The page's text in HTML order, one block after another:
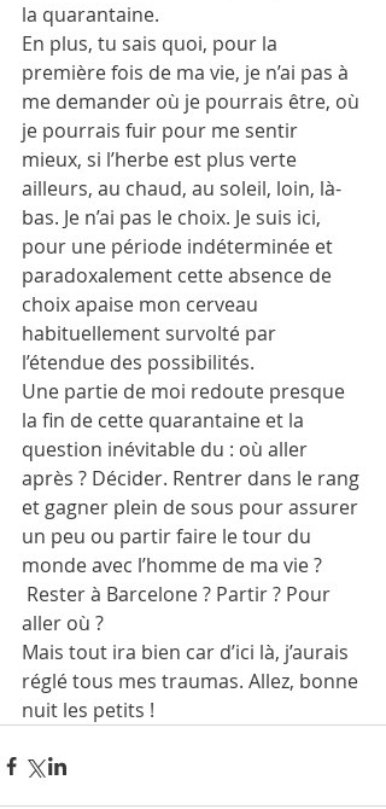
la quarantaine.
En plus, tu sais quoi, pour la
première fois de ma vie, je n’ai pas à
me demander où je pourrais être, où
je pourrais fuir pour me sentir
mieux, si l’herbe est plus verte
ailleurs, au chaud, au soleil, loin, là-
bas. Je n’ai pas le choix. Je suis ici,
pour une période indéterminée et
paradoxalement cette absence de
choix apaise mon cerveau
habituellement survolté par
l’étendue des possibilités.
Une partie de moi redoute presque
la fin de cette quarantaine et la
question inévitable du : où aller
après ? Décider. Rentrer dans le rang
et gagner plein de sous pour assurer
un peu ou partir faire le tour du
monde avec l’homme de ma vie ?
Rester à Barcelone ? Partir ? Pour
aller où ?
Mais tout ira bien car d’ici là, j’aurais
réglé tous mes traumas. Allez, bonne
nuit les petits !